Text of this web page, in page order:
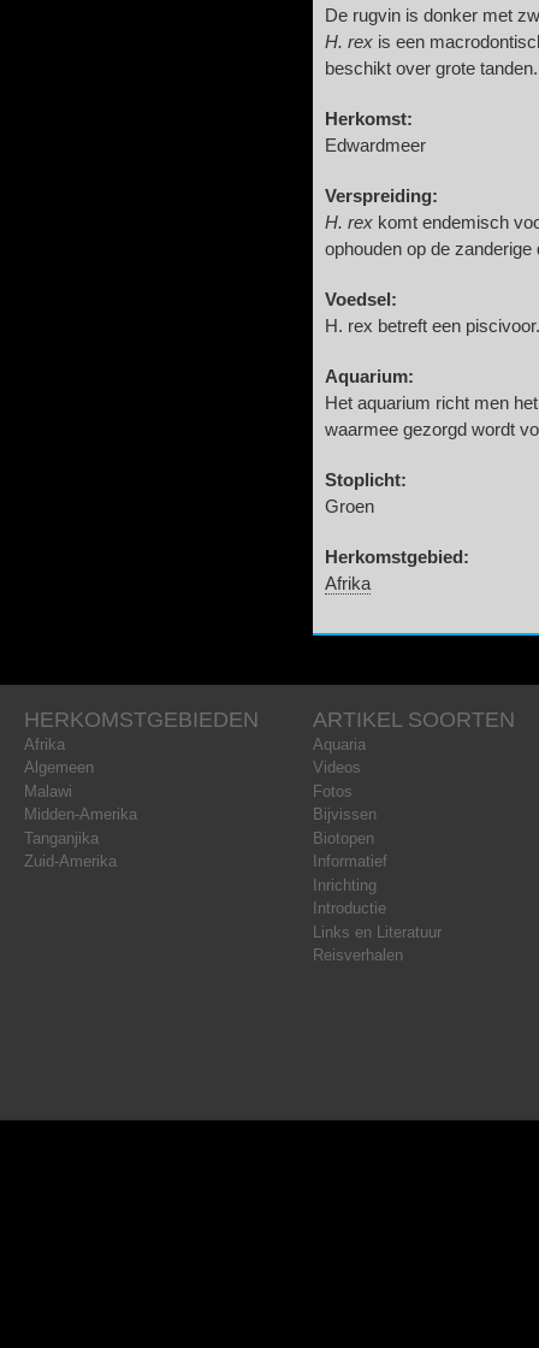
De rugvin is donker met
H. rex is een
beschikt over grote
Herkomst:
Edwardmeer
Verspreiding:
H. rex komt endemisch
ophouden op de
Voedsel:
H. rex betreft een
Aquarium:
Het aquarium richt men
waarmee gezorgd wordt
Stoplicht:
Groen
Herkomstgebied:
Afrika
HERKOMSTGEBIEDEN
Afrika
Algemeen
Malawi
Midden-Amerika
Tanganjika
Zuid-Amerika
ARTIKEL SOORTEN
Aquaria
Videos
Fotos
Bijvissen
Biotopen
Informatief
Inrichting
Introductie
Links en Literatuur
Reisverhalen